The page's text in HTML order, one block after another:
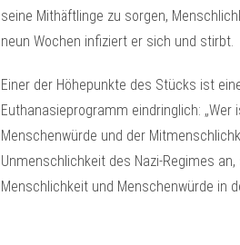
seine Mithäftlinge zu sorgen,
neun Wochen infiziert er sich und stirbt.
Einer der Höhepunkte des Stücks ist
Euthanasieprogramm eindringlich:
Menschenwürde und der
Unmenschlichkeit des Nazi-Regimes
Menschlichkeit und Menschenwürde in